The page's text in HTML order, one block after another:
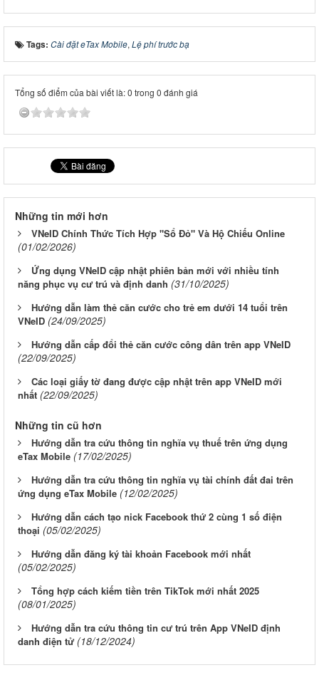
Tags: Cài đặt eTax Mobile, Lệ phí trước bạ
Tổng số điểm của bài viết là: 0 trong 0 đánh giá
Những tin mới hơn
VNeID Chính Thức Tích Hợp "Sổ Đỏ" Và Hộ Chiếu Online
(01/02/2026)
Ứng dụng VNeID cập nhật phiên bản mới với nhiều tính
năng phục vụ cư trú và định danh (31/10/2025)
Hướng dẫn làm thẻ căn cước cho trẻ em dưới 14 tuổi trên
VNeID (24/09/2025)
Hướng dẫn cấp đổi thẻ căn cước công dân trên app VNeID
(22/09/2025)
Các loại giấy tờ đang được cập nhật trên app VNeID mới
nhất (22/09/2025)
Những tin cũ hơn
Hướng dẫn tra cứu thông tin nghĩa vụ thuế trên ứng dụng
eTax Mobile (17/02/2025)
Hướng dẫn tra cứu thông tin nghĩa vụ tài chính đất đai trên
ứng dụng eTax Mobile (12/02/2025)
Hướng dẫn cách tạo nick Facebook thứ 2 cùng 1 số điện
thoại (05/02/2025)
Hướng dẫn đăng ký tài khoản Facebook mới nhất
(05/02/2025)
Tổng hợp cách kiếm tiền trên TikTok mới nhất 2025
(08/01/2025)
Hướng dẫn tra cứu thông tin cư trú trên App VNeID định
danh điện tử (18/12/2024)